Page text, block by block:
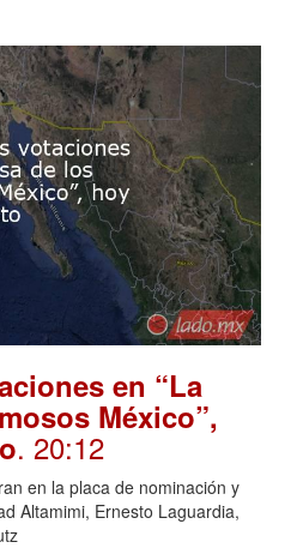
en “La
México”,
. 20:12
en la placa de nominación y
Altamimi, Ernesto Laguardia,